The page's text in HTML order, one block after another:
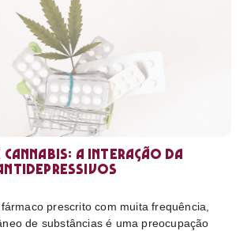
a interação da
prescrito com muita frequência,
de substâncias é uma preocupação